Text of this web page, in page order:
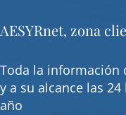
AESYRnet, zona
Toda la información
y a su alcance las
año